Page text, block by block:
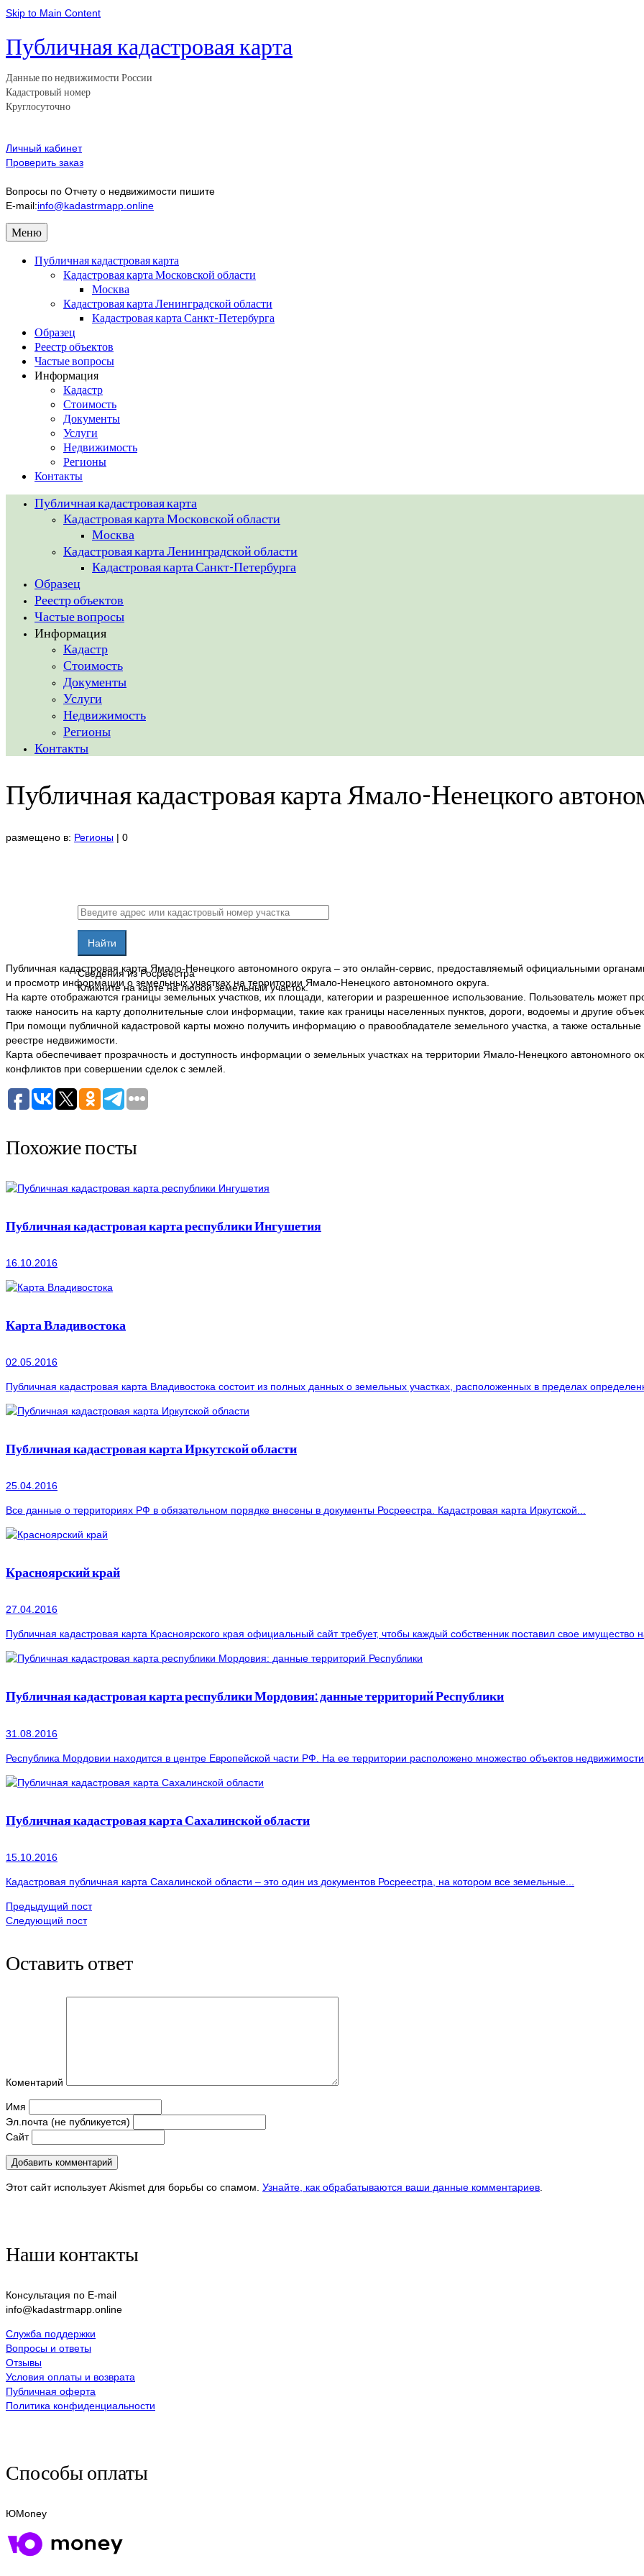
Skip to Main Content
Публичная кадастровая карта
Данные по недвижимости России
Кадастровый номер
Круглосуточно
Личный кабинет
Проверить заказ
Вопросы по Отчету о недвижимости пишите
E-mail:info@kadastrmapp.online
Меню
Публичная кадастровая карта
Кадастровая карта Московской области
Москва
Кадастровая карта Ленинградской области
Кадастровая карта Санкт-Петербурга
Образец
Реестр объектов
Частые вопросы
Информация
Кадастр
Стоимость
Документы
Услуги
Недвижимость
Регионы
Контакты
Публичная кадастровая карта
Кадастровая карта Московской области
Москва
Кадастровая карта Ленинградской области
Кадастровая карта Санкт-Петербурга
Образец
Реестр объектов
Частые вопросы
Информация
Кадастр
Стоимость
Документы
Услуги
Недвижимость
Регионы
Контакты
Публичная кадастровая карта Ямало-Ненецкого
размещено в: Регионы | 0
Сведения из Росреестра
Кликните на карте на любой земельный участок.
Публичная кадастровая карта Ямало-Ненецкого автономного округа – это онлайн-сервис, предоставляемый официальными
и просмотр информации о земельных участках на территории Ямало-Ненецкого автономного округа.
На карте отображаются границы земельных участков, их площади, категории и разрешенное использование. Пользователь может
также наносить на карту дополнительные слои информации, такие как границы населенных пунктов, дороги, водоемы и другие
При помощи публичной кадастровой карты можно получить информацию о правообладателе земельного участка, а также
реестре недвижимости.
Карта обеспечивает прозрачность и доступность информации о земельных участках на территории Ямало-Ненецкого автономного
конфликтов при совершении сделок с землей.
Похожие посты
Публичная кадастровая карта республики Ингушетия
16.10.2016
Карта Владивостока
02.05.2016
Публичная кадастровая карта Владивостока состоит из полных данных о земельных участках, расположенных в пределах
Публичная кадастровая карта Иркутской области
25.04.2016
Все данные о территориях РФ в обязательном порядке внесены в документы Росреестра. Кадастровая карта Иркутской...
Красноярский край
27.04.2016
Публичная кадастровая карта Красноярского края официальный сайт требует, чтобы каждый собственник поставил свое имущество
Публичная кадастровая карта республики Мордовия: данные территорий Республики
31.08.2016
Республика Мордовии находится в центре Европейской части РФ. На ее территории расположено множество объектов
Публичная кадастровая карта Сахалинской области
15.10.2016
Кадастровая публичная карта Сахалинской области – это один из документов Росреестра, на котором все земельные...
Предыдущий пост
Следующий пост
Оставить ответ
Коментарий
Имя
Эл.почта (не публикуется)
Сайт
Этот сайт использует Akismet для борьбы со спамом. Узнайте, как обрабатываются ваши данные комментариев
Наши контакты
Консультация по E-mail
info@kadastrmapp.online
Служба поддержки
Вопросы и ответы
Отзывы
Условия оплаты и возврата
Публичная оферта
Политика конфиденциальности
Способы оплаты
ЮMoney